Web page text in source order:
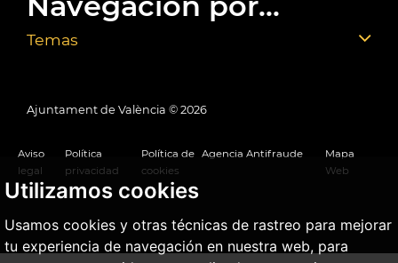
Utilizamos cookies
Usamos cookies y otras técnicas de rastreo para mejorar
tu experiencia de navegación en nuestra web, para
Temas
Ajuntament de València © 2026
Aviso
legal
Política
privacidad
Política de
cookies
Agencia Antifraude
Mapa
Web